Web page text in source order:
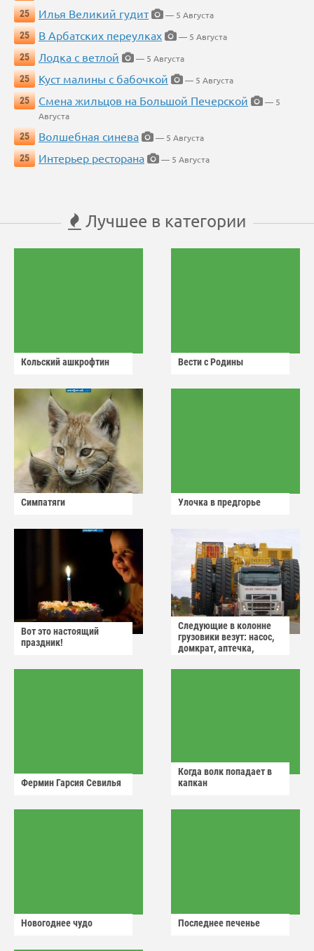
25
Илья Великий гудит
— 5 Августа
25
В Арбатских переулках
— 5 Августа
25
Лодка с ветлой
— 5 Августа
25
Куст малины с бабочкой
— 5 Августа
25
Смена жильцов на Большой Печерской
— 5
Августа
25
Волшебная синева
— 5 Августа
25
Интерьер ресторана — 5 Августа
Лучшее в категории
Кольский ашкрофтин Вести с Родины
Симпатяги Улочка в предгорье
Вот это настоящий
праздник!
Следующие в колонне
грузовики везут: насос,
домкрат, аптечка,
Фермин Гарсия Севилья
Когда волк попадает в
капкан
Новогоднее чудо Последнее печенье